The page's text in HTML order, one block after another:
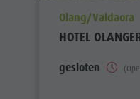
Olang/Valdaora
HOTEL
gesloten